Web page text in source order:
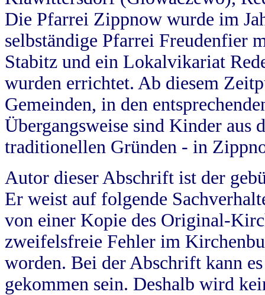
Die Pfarrei Zippnow wurde im
selbständige Pfarrei Freudenfier
Stabitz und ein Lokalvikariat
wurden errichtet. Ab diesem
Gemeinden, in den
Übergangsweise sind Kinder aus
traditionellen Gründen - in
Autor dieser Abschrift ist der
Er weist auf folgende
von einer Kopie des Original-
zweifelsfreie Fehler im
worden. Bei der Abschrift kann
gekommen sein. Deshalb wird